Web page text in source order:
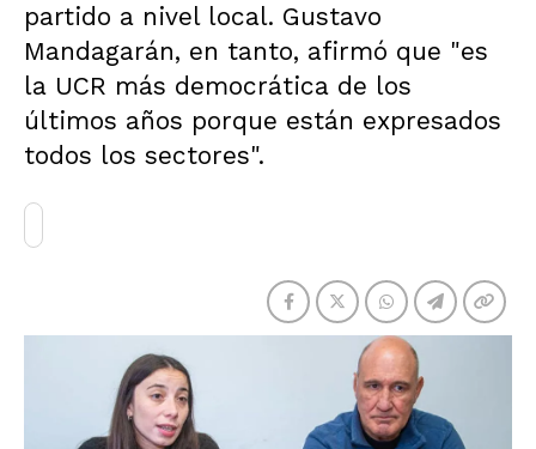
partido a nivel local. Gustavo
Mandagarán, en tanto, afirmó que "es
la UCR más democrática de los
últimos años porque están expresados
todos los sectores".